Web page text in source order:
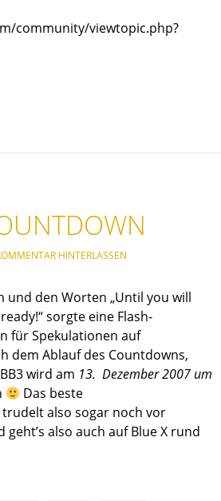
community/viewtopic.php?
HINTERLASSEN
und den Worten „Until you will
sorgte eine Flash-
für Spekulationen auf
dem Ablauf des Countdowns,
wird am 13. Dezember 2007 um
Das beste
also sogar noch vor
also auch auf Blue X rund